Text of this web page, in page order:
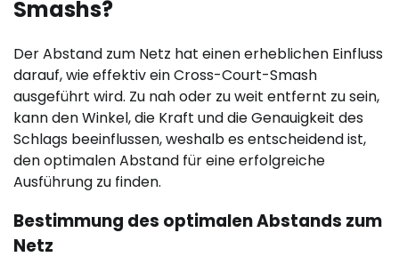
Smashs?
Der Abstand zum Netz hat einen erheblichen Einfluss
darauf, wie effektiv ein Cross-Court-Smash
ausgeführt wird. Zu nah oder zu weit entfernt zu sein,
kann den Winkel, die Kraft und die Genauigkeit des
Schlags beeinflussen, weshalb es entscheidend ist,
den optimalen Abstand für eine erfolgreiche
Ausführung zu finden.
Bestimmung des optimalen Abstands zum
Netz